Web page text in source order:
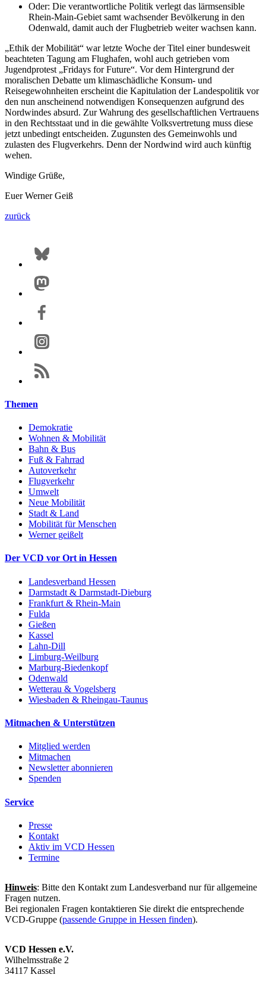
Oder: Die verantwortliche Politik verlegt das lärmsensible
Rhein-Main-Gebiet samt wachsender Bevölkerung in den
Odenwald, damit auch der Flugbetrieb weiter wachsen kann.
„Ethik der Mobilität“ war letzte Woche der Titel einer bundesweit
beachteten Tagung am Flughafen, wohl auch getrieben vom
Jugendprotest „Fridays for Future“. Vor dem Hintergrund der
moralischen Debatte um klimaschädliche Konsum- und
Reisegewohnheiten erscheint die Kapitulation der Landespolitik vor
den nun anscheinend notwendigen Konsequenzen aufgrund des
Nordwindes absurd. Zur Wahrung des gesellschaftlichen Vertrauens
in den Rechtsstaat und in die gewählte Volksvertretung muss diese
jetzt unbedingt entscheiden. Zugunsten des Gemeinwohls und
zulasten des Flugverkehrs. Denn der Nordwind wird auch künftig
wehen.
Windige Grüße,
Euer Werner Geiß
zurück
Themen
Demokratie
Wohnen & Mobilität
Bahn & Bus
Fuß & Fahrrad
Autoverkehr
Flugverkehr
Umwelt
Neue Mobilität
Stadt & Land
Mobilität für Menschen
Werner geißelt
Der VCD vor Ort in Hessen
Landesverband Hessen
Darmstadt & Darmstadt-Dieburg
Frankfurt & Rhein-Main
Fulda
Gießen
Kassel
Lahn-Dill
Limburg-Weilburg
Marburg-Biedenkopf
Odenwald
Wetterau & Vogelsberg
Wiesbaden & Rheingau-Taunus
Mitmachen & Unterstützen
Mitglied werden
Mitmachen
Newsletter abonnieren
Spenden
Service
Presse
Kontakt
Aktiv im VCD Hessen
Termine
Hinweis: Bitte den Kontakt zum Landesverband nur für allgemeine
Fragen nutzen.
Bei regionalen Fragen kontaktieren Sie direkt die entsprechende
VCD-Gruppe (passende Gruppe in Hessen finden).
VCD Hessen e.V.
Wilhelmsstraße 2
34117 Kassel